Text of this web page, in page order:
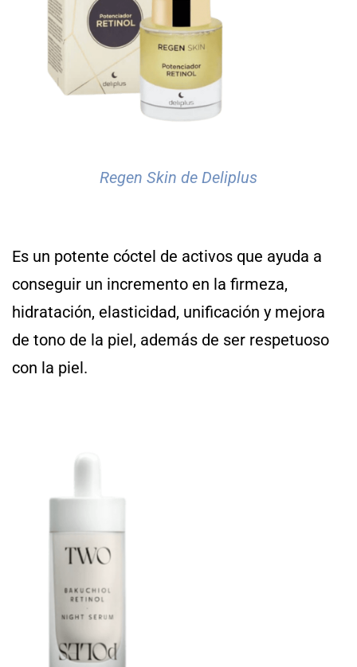
Regen Skin de Deliplus
Es un potente cóctel de activos que ayuda a
conseguir un incremento en la firmeza,
hidratación, elasticidad, unificación y mejora
de tono de la piel, además de ser respetuoso
con la piel.